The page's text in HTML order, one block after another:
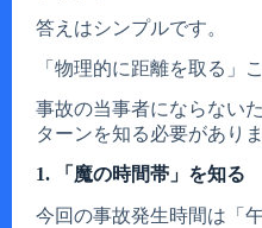
答えはシンプルです。
「物理的に距離を取る」
事故の当事者にならない
ターンを知る必要がありま
1. 「魔の時間帯」を知る
今回の事故発生時間は「